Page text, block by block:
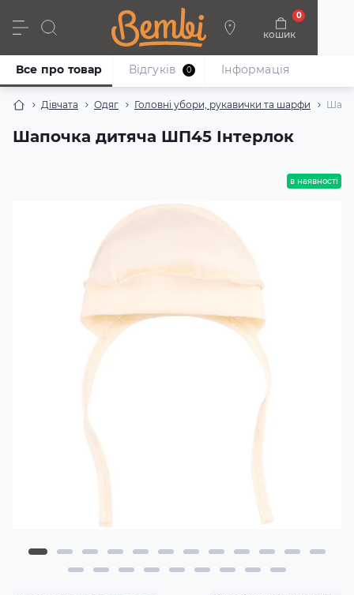
кошик
0
Дівчата Хлопці Немовлята Взуття
Дівчата Одяг Головні убори, рукавички та шарфи
Шапочка дитяча ШП45 Інтерлок
Все про товар Відгуків 0 Iнформація
в наявності